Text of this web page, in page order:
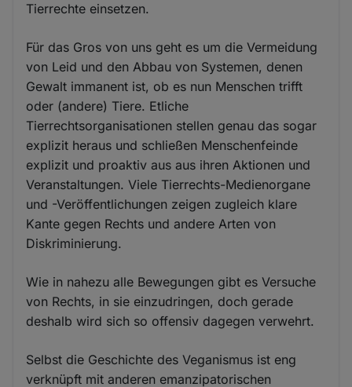
Tierrechte einsetzen.
Für das Gros von uns geht es um die Vermeidung
von Leid und den Abbau von Systemen, denen
Gewalt immanent ist, ob es nun Menschen trifft
oder (andere) Tiere. Etliche
Tierrechtsorganisationen stellen genau das sogar
explizit heraus und schließen Menschenfeinde
explizit und proaktiv aus aus ihren Aktionen und
Veranstaltungen. Viele Tierrechts-Medienorgane
und -Veröffentlichungen zeigen zugleich klare
Kante gegen Rechts und andere Arten von
Diskriminierung.
Wie in nahezu alle Bewegungen gibt es Versuche
von Rechts, in sie einzudringen, doch gerade
deshalb wird sich so offensiv dagegen verwehrt.
Selbst die Geschichte des Veganismus ist eng
verknüpft mit anderen emanzipatorischen